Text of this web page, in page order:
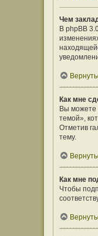
Чем
В phpBB
Как мне
Вы можете
темой»,
Отметив
тему.
Как мне
Чтобы